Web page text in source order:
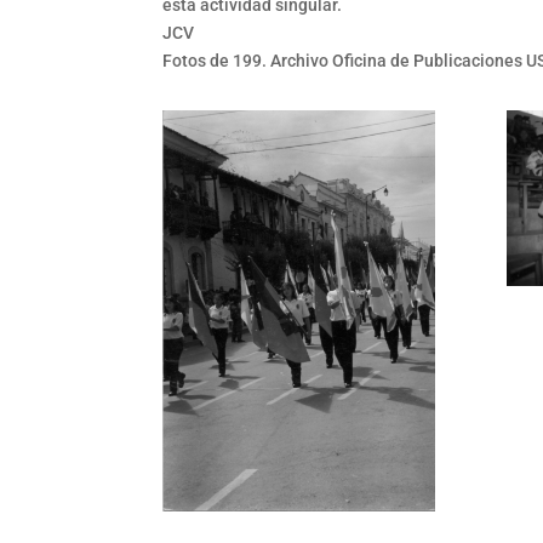
esta actividad singular.
JCV
Fotos de 199. Archivo Oficina de Publicaciones